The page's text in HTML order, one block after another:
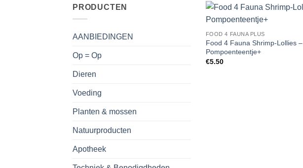
PRODUCTEN
AANBIEDINGEN
Op = Op
Dieren
Voeding
Planten & mossen
Natuurproducten
Apotheek
FOOD 4 FAUNA PLUS
Food 4 Fauna Shrimp-Lollies –
Pompoenteentje+
€5.50